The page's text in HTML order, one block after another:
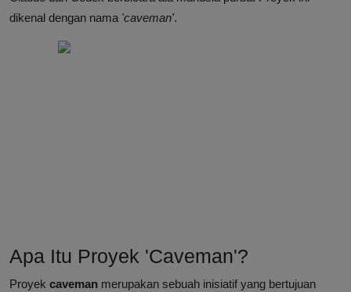
dikenal dengan nama 'caveman'.
Apa Itu Proyek 'Caveman'?
Proyek caveman merupakan sebuah inisiatif yang bertujuan